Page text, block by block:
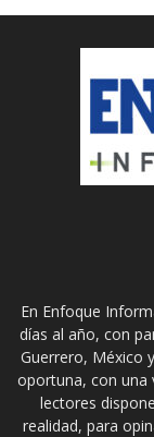
En Enfoque
días al año, con
Guerrero, México
oportuna, con una
lectores
realidad, para